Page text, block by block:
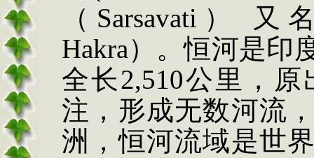
（ Sarsavati ） 又
Hakra）。恒河是印
全长2,510公里，原
注，形成无数河流
洲，恒河流域是世